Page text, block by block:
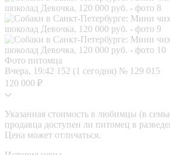
Фото питомца
Вчера, 19:42 152 (1 сегодня) № 129 015
120 000 ₽
Указанная стоимость в любимцы (в
продавца доступен ли питомец в
Цена может отличаться.